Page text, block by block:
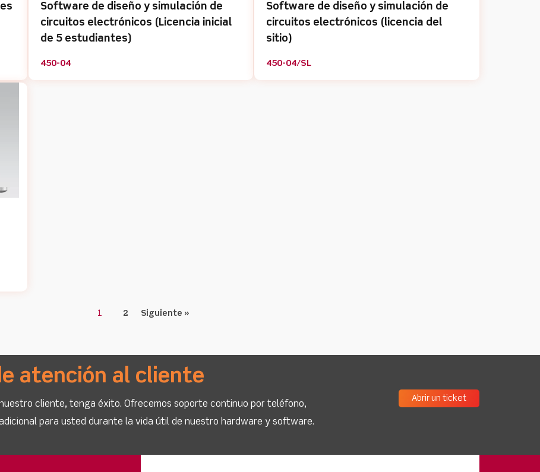
Software de diseño y simulación de
circuitos electrónicos (Licencia inicial
de 5 estudiantes)
450-04
Software de diseño y simulación de
circuitos electrónicos (licencia del
sitio)
450-04/SL
1 2 Siguiente »
atención al cliente
cliente, tenga éxito. Ofrecemos soporte continuo por teléfono,
para usted durante la vida útil de nuestro hardware y software.
Abrir un ticket